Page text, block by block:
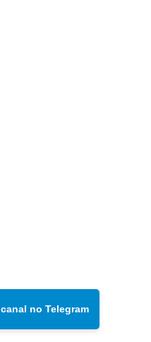
no Telegram